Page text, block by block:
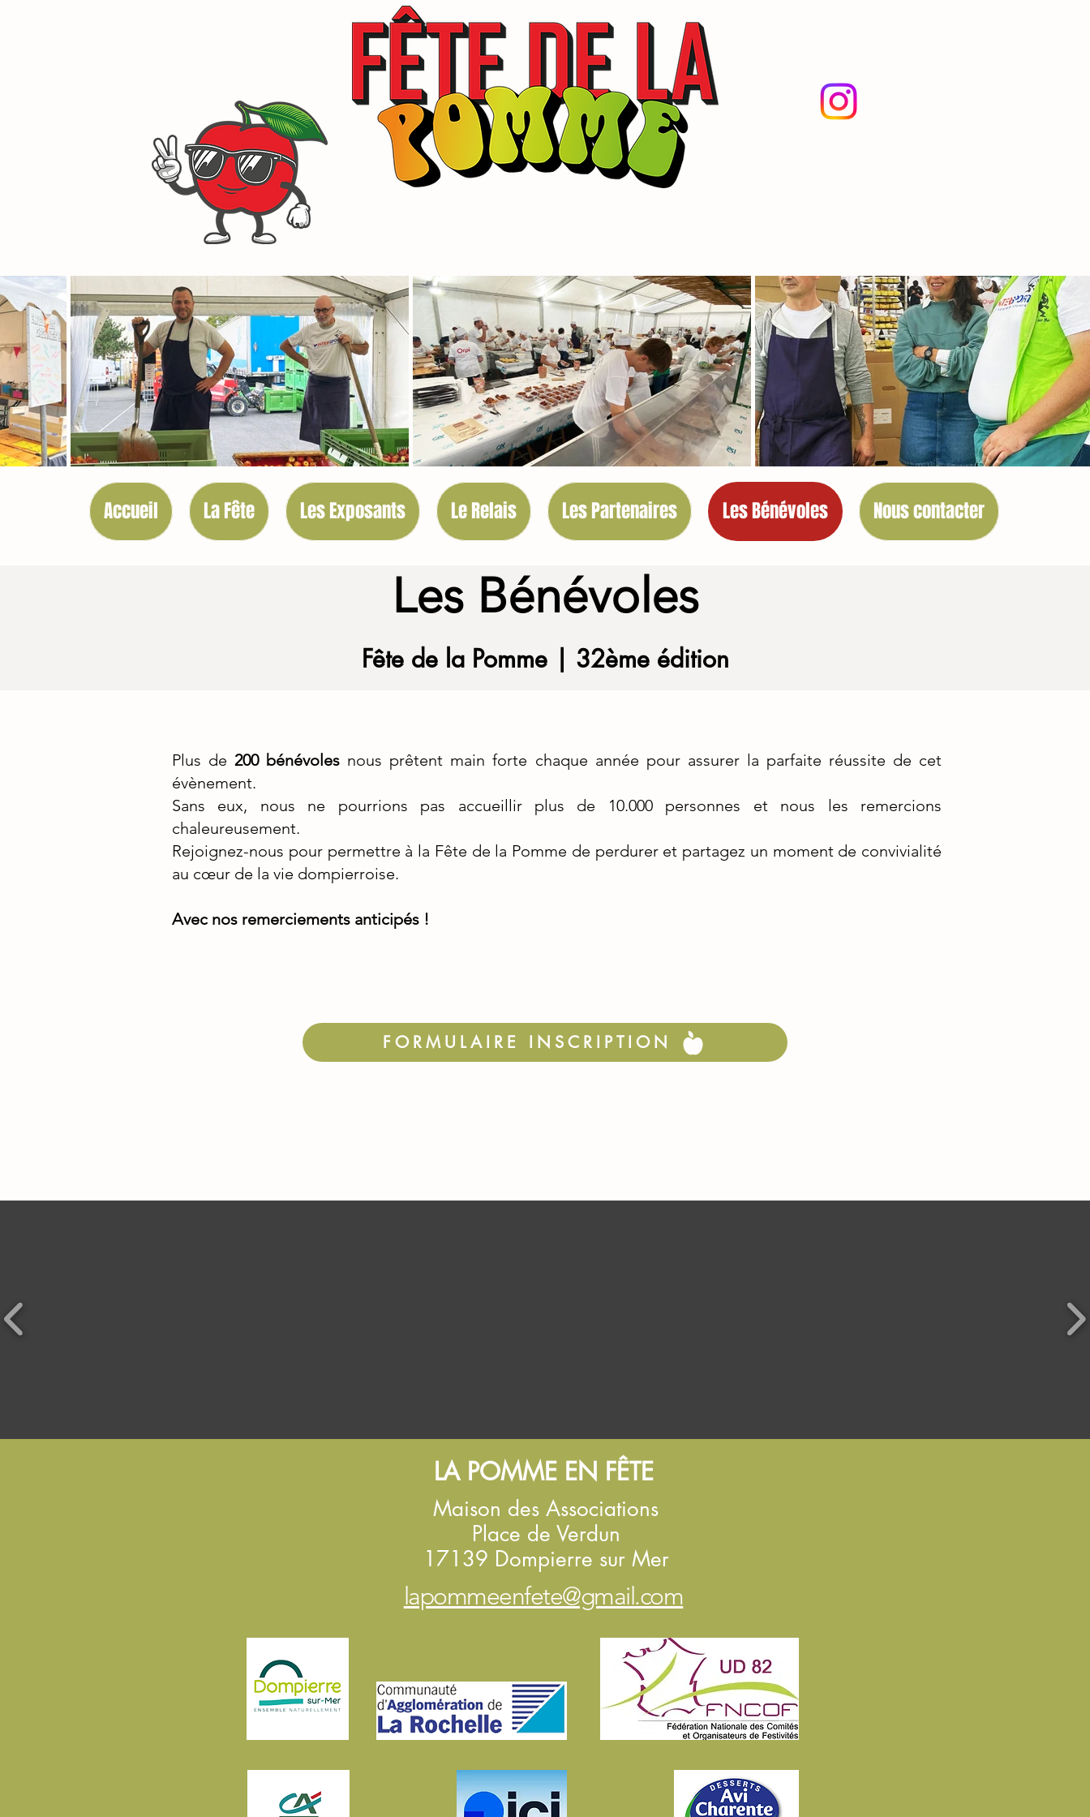
Accueil La Fête Les Exposants Le Relais Les Partenaires Les Bénévoles Nous contacter
Les Bénévoles
Fête de la Pomme | 32ème édition
Plus de200 bénévoles nous prêtent main forte chaque année pour assurer la parfaite réussite de cet
évènement.
Sans eux, nous ne pourrions pas accueillir plus de 10.000 personnes et nous les remercions
chaleureusement.
Rejoignez-nous pour permettre à la Fête de la Pomme de perdurer et partagez un moment de convivialité
au cœur de la vie dompierroise.
Avec nos remerciements anticipés !
FORMULAIRE INSCRIPTION
Maison des Associations
Place de Verdun
17139 Dompierre sur Mer
LA POMME EN FÊTE
lapommeenfete@gmail.com